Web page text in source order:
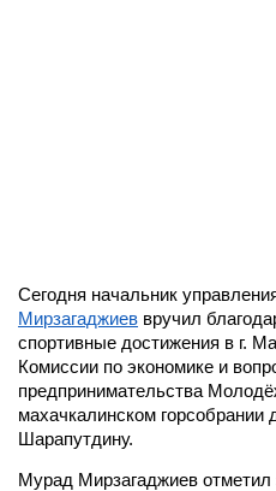
Сегодня начальник
Мирзагаджиев вручил
спортивные достижения в г.
Комиссии по экономике и
предпринимательства
махачкалинском
Шарапутдину.
Мурад Мирзагаджиев отметил